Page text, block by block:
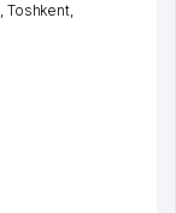
, Toshkent,